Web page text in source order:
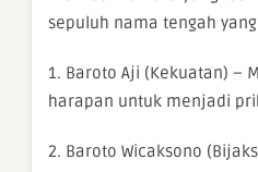
sepuluh nama tengah
1. Baroto Aji (Kekuatan) –
harapan untuk menjadi
2. Baroto Wicaksono